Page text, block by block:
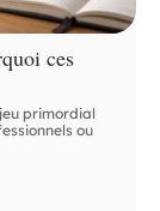
ces
primordial
ou